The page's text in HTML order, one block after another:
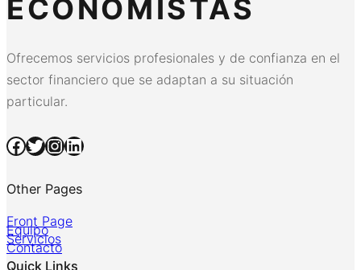
ECONOMISTAS
Ofrecemos servicios profesionales y de confianza en el
sector financiero que se adaptan a su situación
particular.
Facebook Twitter InstagramLinkedIn
Other Pages
Front Page
Equipo
Servicios
Contacto
Quick Links